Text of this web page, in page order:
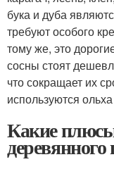
бука и дуба
требуют особого
тому же, это
сосны стоят
что сокращает их
используются
Какие
деревянного